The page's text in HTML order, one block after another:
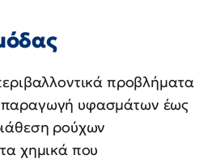
προβλήματα
παραγωγή υφασμάτων έως
ρούχων
χημικά που